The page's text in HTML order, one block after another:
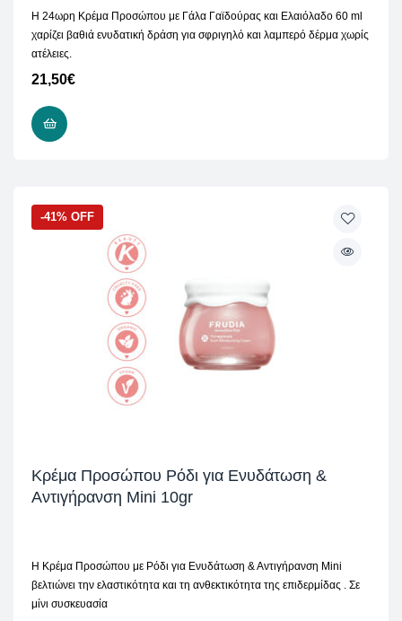
Η 24ωρη Κρέμα Προσώπου με Γάλα Γαϊδούρας και Ελαιόλαδο 60 ml
χαρίζει βαθιά ενυδατική δράση για σφριγηλό και λαμπερό δέρμα χωρίς
ατέλειες.
21,50€
-41% OFF
Κρέμα Προσώπου Ρόδι για Ενυδάτωση &
Αντιγήρανση Mini 10gr
Η Κρέμα Προσώπου με Ρόδι για Ενυδάτωση & Αντιγήρανση Mini
βελτιώνει την ελαστικότητα και τη ανθεκτικότητα της επιδερμίδας . Σε
μίνι συσκευασία